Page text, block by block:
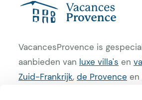
VacancesProvence is
aanbieden van luxe villa's en
Zuid-Frankrijk, de Provence en